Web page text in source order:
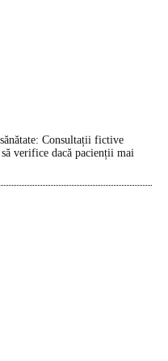
Consultații fictive
verifice dacă pacienții mai